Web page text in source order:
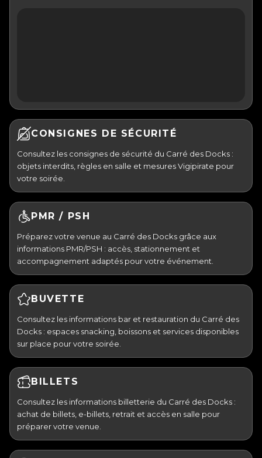
CONSIGNES DE SÉCURITÉ
Consultez les consignes de sécurité du Carré des Docks :
objets interdits, règles en salle et mesures Vigipirate pour
votre soirée.
PMR / PSH
Préparez votre venue au Carré des Docks grâce aux
informations PMR/PSH : accès, stationnement et
accompagnement adaptés pour votre événement.
BUVETTE
Consultez les informations bar et restauration du Carré des
Docks : espaces snacking, boissons et services disponibles
sur place pour votre soirée.
BILLETS
Consultez les informations billetterie du Carré des Docks :
achat de billets, e-billets, retrait et accès en salle pour
préparer votre venue.